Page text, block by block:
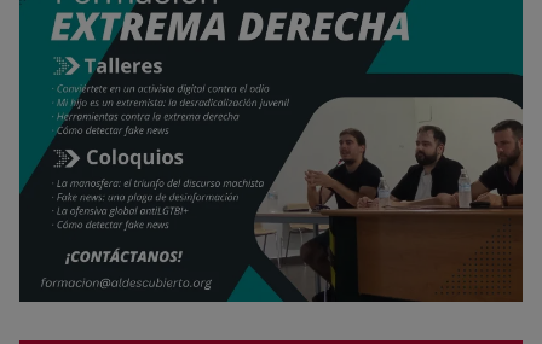
Opciones de cookies Aceptar cookies
Rechazar cookies Política de cookies